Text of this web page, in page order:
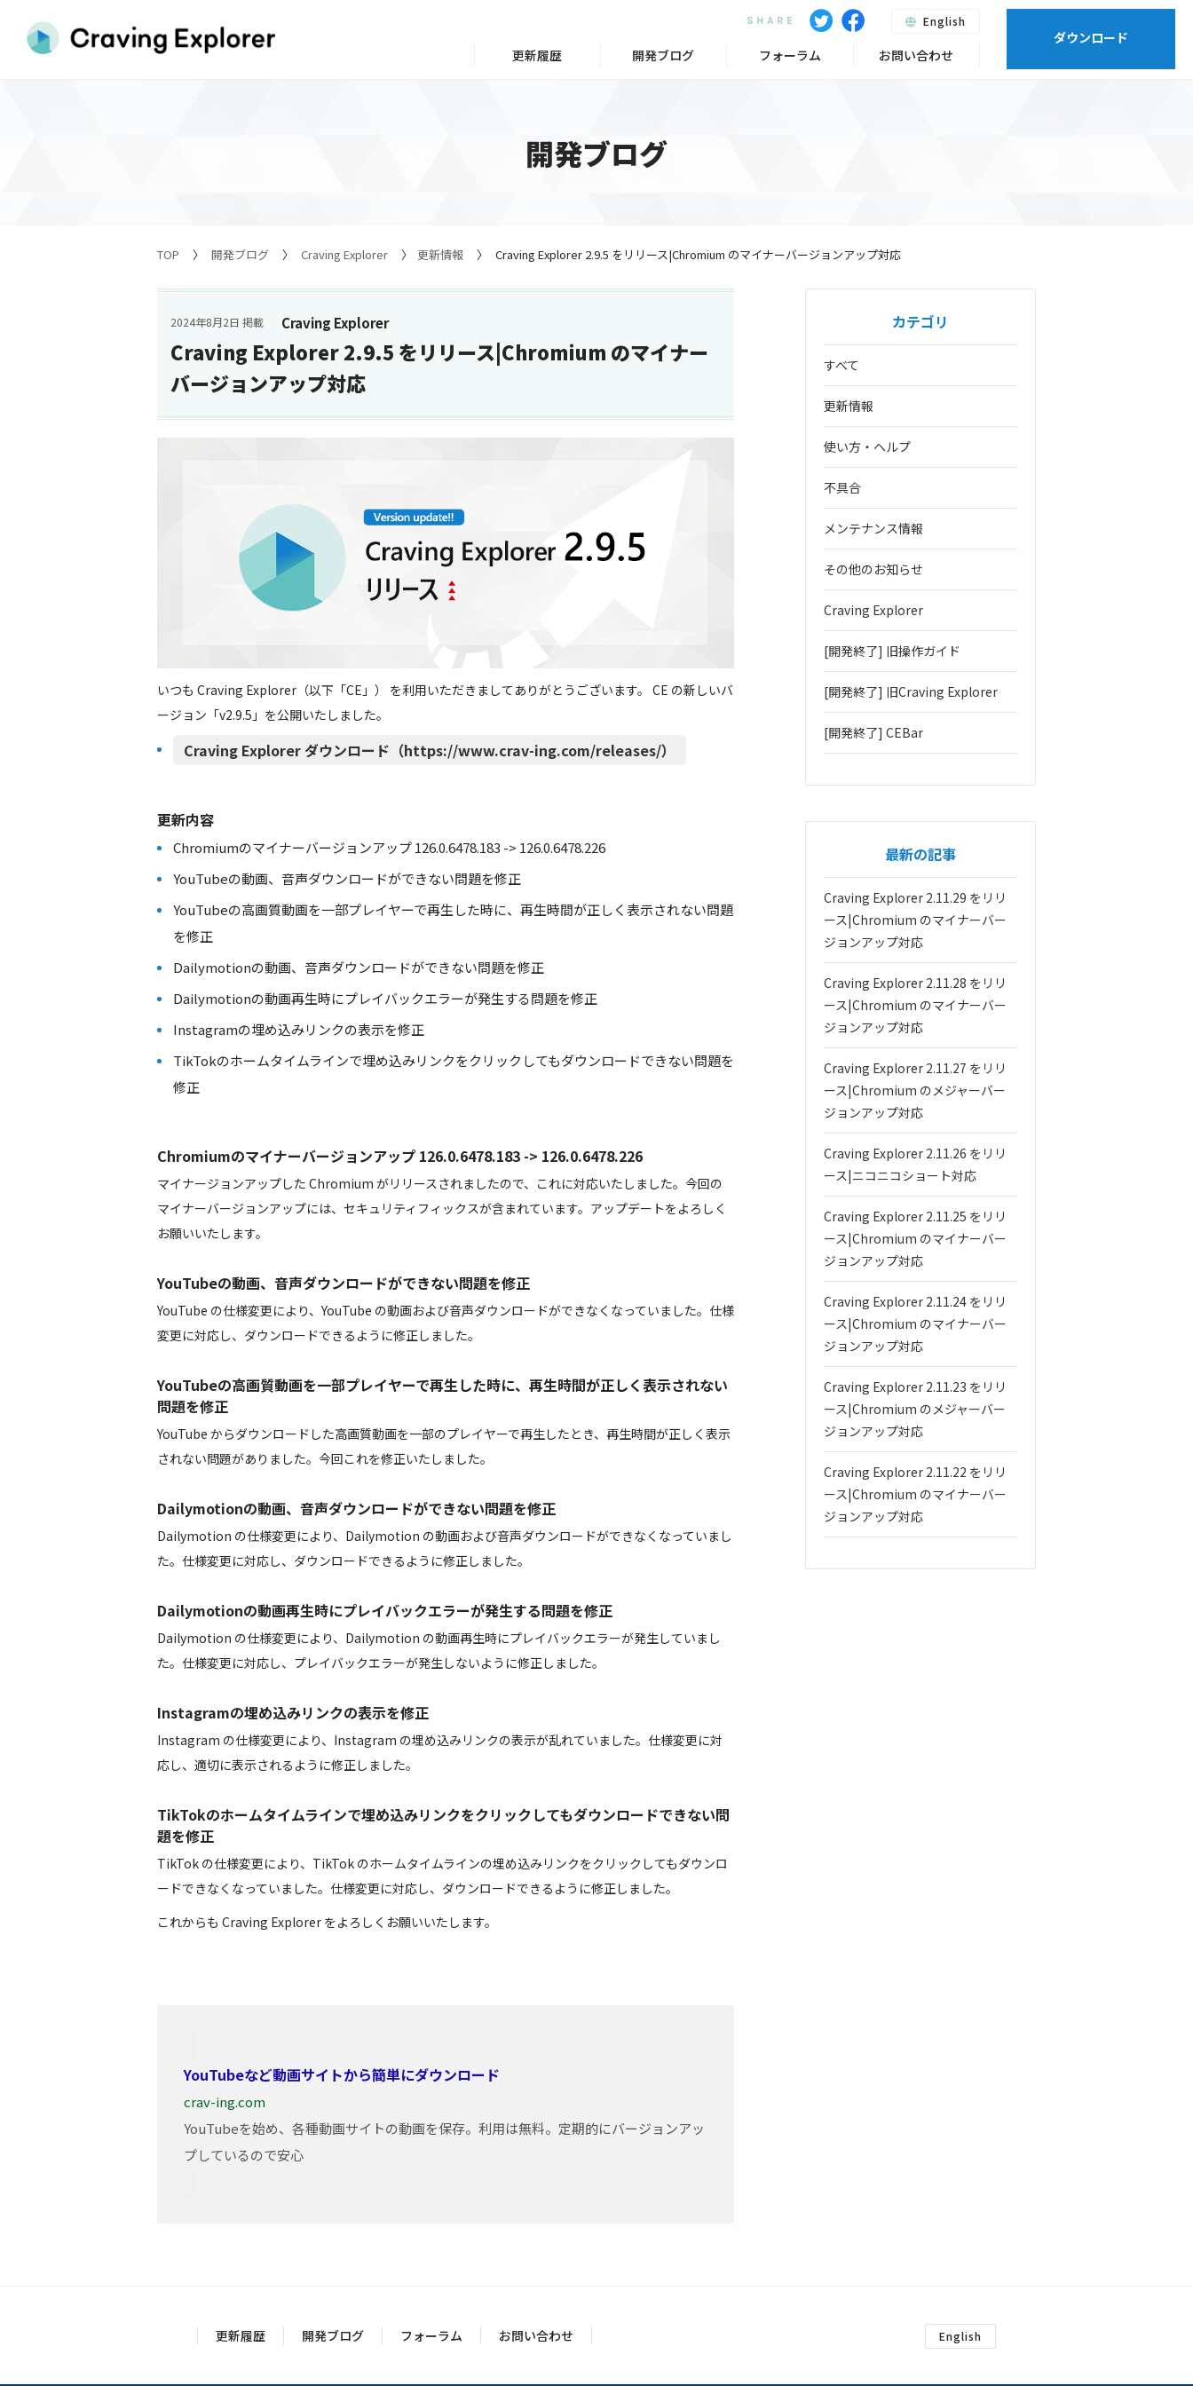
開発ブログ
TOP 開発ブログ Craving Explorer 更新情報 Craving Explorer 2.9.5 をリリース|Chromium のマイナーバージョンアップ対応
Craving Explorer
2024年8月2日 掲載
Craving Explorer 2.9.5 をリリース|Chromium のマイナー
バージョンアップ対応
いつも Craving Explorer（以下「CE」） を利用いただきましてありがとうございます。 CE の新しいバ
ージョン「v2.9.5」を公開いたしました。
Craving Explorer ダウンロード（https://www.crav-ing.com/releases/）
更新内容
Chromiumのマイナーバージョンアップ 126.0.6478.183 -> 126.0.6478.226
YouTubeの動画、音声ダウンロードができない問題を修正
YouTubeの高画質動画を一部プレイヤーで再生した時に、再生時間が正しく表示されない問題
を修正
Dailymotionの動画、音声ダウンロードができない問題を修正
Dailymotionの動画再生時にプレイバックエラーが発生する問題を修正
Instagramの埋め込みリンクの表示を修正
TikTokのホームタイムラインで埋め込みリンクをクリックしてもダウンロードできない問題を
修正
Chromiumのマイナーバージョンアップ 126.0.6478.183 -> 126.0.6478.226
マイナージョンアップした Chromium がリリースされましたので、これに対応いたしました。今回の
マイナーバージョンアップには、セキュリティフィックスが含まれています。アップデートをよろしく
お願いいたします。
YouTubeの動画、音声ダウンロードができない問題を修正
YouTube の仕様変更により、YouTube の動画および音声ダウンロードができなくなっていました。仕様
変更に対応し、ダウンロードできるように修正しました。
YouTubeの高画質動画を一部プレイヤーで再生した時に、再生時間が正しく表示されない
問題を修正
YouTube からダウンロードした高画質動画を一部のプレイヤーで再生したとき、再生時間が正しく表示
されない問題がありました。今回これを修正いたしました。
Dailymotionの動画、音声ダウンロードができない問題を修正
Dailymotion の仕様変更により、Dailymotion の動画および音声ダウンロードができなくなっていまし
た。仕様変更に対応し、ダウンロードできるように修正しました。
Dailymotionの動画再生時にプレイバックエラーが発生する問題を修正
Dailymotion の仕様変更により、Dailymotion の動画再生時にプレイバックエラーが発生していまし
た。仕様変更に対応し、プレイバックエラーが発生しないように修正しました。
Instagramの埋め込みリンクの表示を修正
Instagram の仕様変更により、Instagram の埋め込みリンクの表示が乱れていました。仕様変更に対
応し、適切に表示されるように修正しました。
TikTokのホームタイムラインで埋め込みリンクをクリックしてもダウンロードできない問
題を修正
TikTok の仕様変更により、TikTok のホームタイムラインの埋め込みリンクをクリックしてもダウンロ
ードできなくなっていました。仕様変更に対応し、ダウンロードできるように修正しました。
これからも Craving Explorer をよろしくお願いいたします。
YouTubeなど動画サイトから簡単にダウンロード
crav-ing.com
YouTubeを始め、各種動画サイトの動画を保存。利用は無料。定期的にバージョンアッ
プしているので安心
カテゴリ
すべて
更新情報
使い方・ヘルプ
不具合
メンテナンス情報
その他のお知らせ
Craving Explorer
[開発終了] 旧操作ガイド
[開発終了] 旧Craving Explorer
[開発終了] CEBar
最新の記事
Craving Explorer 2.11.29 をリリ
ース|Chromium のマイナーバー
ジョンアップ対応
Craving Explorer 2.11.28 をリリ
ース|Chromium のマイナーバー
ジョンアップ対応
Craving Explorer 2.11.27 をリリ
ース|Chromium のメジャーバー
ジョンアップ対応
Craving Explorer 2.11.26 をリリ
ース|ニコニコショート対応
Craving Explorer 2.11.25 をリリ
ース|Chromium のマイナーバー
ジョンアップ対応
Craving Explorer 2.11.24 をリリ
ース|Chromium のマイナーバー
ジョンアップ対応
Craving Explorer 2.11.23 をリリ
ース|Chromium のメジャーバー
ジョンアップ対応
Craving Explorer 2.11.22 をリリ
ース|Chromium のマイナーバー
ジョンアップ対応
ダウンロード
English
更新履歴 開発ブログ フォーラム お問い合わせ
更新履歴 開発ブログ フォーラム お問い合わせ English